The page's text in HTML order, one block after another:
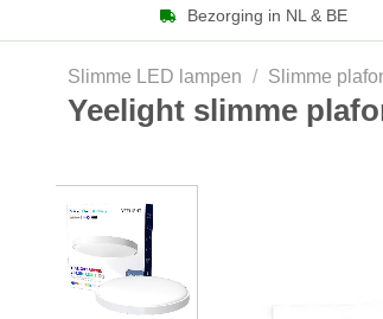
Bezorging in NL & BE
Slimme LED lampen / Slimme
Yeelight slimme